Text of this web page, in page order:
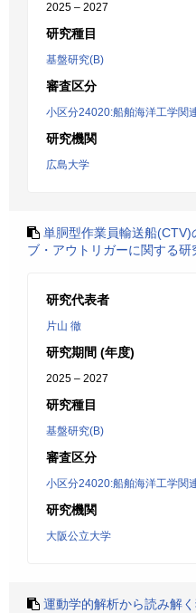
2025 – 2027
研究種目
基盤研究(B)
審査区分
小区分24020:船舶海洋工学関
研究機関
広島大学
単胴型作業員輸送船(CTV)
ブ・アウトリガーに関する研
研究代表者
片山 徹
研究期間 (年度)
2025 – 2027
研究種目
基盤研究(B)
審査区分
小区分24020:船舶海洋工学関
研究機関
大阪公立大学
運動学的解析から読み解